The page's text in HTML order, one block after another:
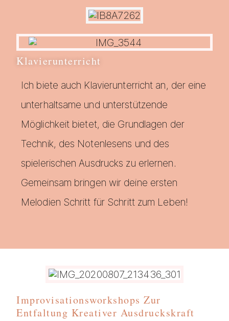
Klavierunterricht
Ich biete auch Klavierunterricht an, der eine
unterhaltsame und unterstützende
Möglichkeit bietet, die Grundlagen der
Technik, des Notenlesens und des
spielerischen Ausdrucks zu erlernen.
Gemeinsam bringen wir deine ersten
Melodien Schritt für Schritt zum Leben!
Improvisationsworkshops Zur
Entfaltung Kreativer Ausdruckskraft